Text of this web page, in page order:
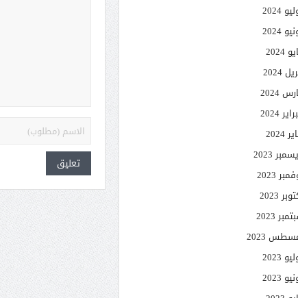
2024
2024
2024
2024
2024
2024
2023
2023
2023
2023
2023
2023
2023